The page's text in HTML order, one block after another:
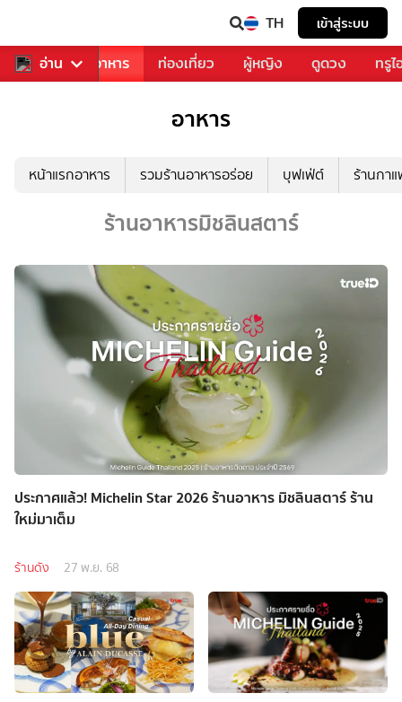
TH เข้าสู่ระบบ
อ่าน
การเพลง อาหาร ท่องเที่ยว ผู้หญิง ดูดวง ทรู
อาหาร
หน้าแรกอาหาร รวมร้านอาหารอร่อย บุฟเฟ่ต์ ร้านกา
ร้านอาหารมิชลินสตาร์
ประกาศแล้ว! Michelin Star 2026 ร้านอาหาร มิชลินสตาร์ ร้าน
ใหม่มาเต็ม
ร้านดัง 27 พ.ย. 68